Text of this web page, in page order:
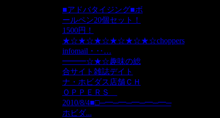
■アドバタイジング■ボ
ールペン20個セット！
1500円！
★☆★☆★☆★☆★☆★☆choppers
infomail・‥…
━━━☆★☆趣味の総
合サイト雑誌デイト
ナ・ホビダス店舗ＣＨ
ＯＰＰＥＲＳ
2010/8/4■□─━─━─━─━─━─
ホビダ...